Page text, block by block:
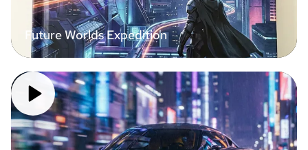
Future Worlds Expedition